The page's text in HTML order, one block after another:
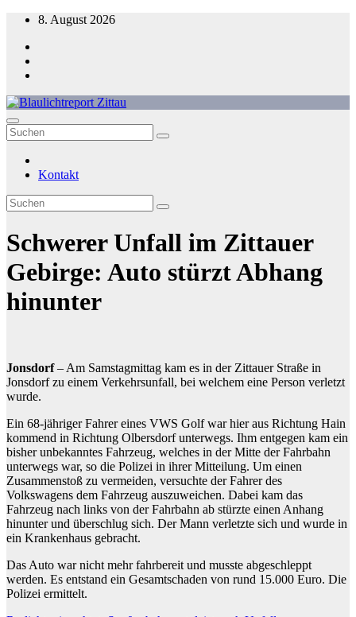
Zum
springen
8. August 2026
Blaulichtreport Zittau
Kontakt
Schwerer Unfall im Zittauer
Gebirge: Auto stürzt Abhang
hinunter
Jonsdorf– Am Samstagmittag kam es in der Zittauer Straße in
Jonsdorf zu einem Verkehrsunfall, bei welchem eine Person verletzt
wurde.
Ein 68-jähriger Fahrer eines VWS Golf war hier aus Richtung Hain
kommend in Richtung Olbersdorf unterwegs. Ihm entgegen kam ein
bisher unbekanntes Fahrzeug, welches in der Mitte der Fahrbahn
unterwegs war, so die Polizei in ihrer Mitteilung. Um einen
Zusammenstoß zu vermeiden, versuchte der Fahrer des
Volkswagens dem Fahrzeug auszuweichen. Dabei kam das
Fahrzeug nach links von der Fahrbahn ab stürzte einen Anhang
hinunter und überschlug sich. Der Mann verletzte sich und wurde in
ein Krankenhaus gebracht.
Das Auto war nicht mehr fahrbereit und musste abgeschleppt
werden. Es entstand ein Gesamtschaden von rund 15.000 Euro. Die
Polizei ermittelt.